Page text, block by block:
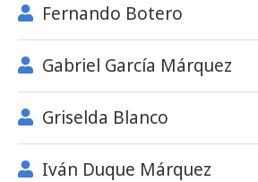
Fernando Botero
Gabriel García Márquez
Griselda Blanco
Iván Duque Márquez